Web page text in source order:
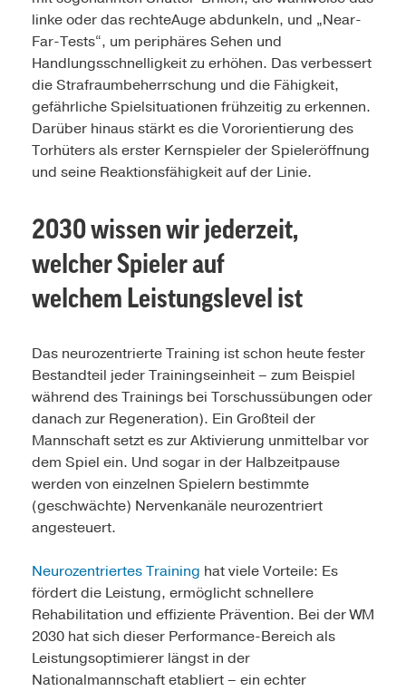
linke oder das rechteAuge abdunkeln, und „Near-
Far-Tests“, um periphäres Sehen und
Handlungsschnelligkeit zu erhöhen. Das verbessert
die Strafraumbeherrschung und die Fähigkeit,
gefährliche Spielsituationen frühzeitig zu erkennen.
Darüber hinaus stärkt es die Vororientierung des
Torhüters als erster Kernspieler der Spieleröffnung
und seine Reaktionsfähigkeit auf der Linie.
2030 wissen wir jederzeit,
welcher Spieler auf
welchem Leistungslevel ist
Das neurozentrierte Training ist schon heute fester
Bestandteil jeder Trainingseinheit – zum Beispiel
während des Trainings bei Torschussübungen oder
danach zur Regeneration). Ein Großteil der
Mannschaft setzt es zur Aktivierung unmittelbar vor
dem Spiel ein. Und sogar in der Halbzeitpause
werden von einzelnen Spielern bestimmte
(geschwächte) Nervenkanäle neurozentriert
angesteuert.
Neurozentriertes Training hat viele Vorteile: Es
fördert die Leistung, ermöglicht schnellere
Rehabilitation und effiziente Prävention. Bei der WM
2030 hat sich dieser Performance-Bereich als
Leistungsoptimierer längst in der
Nationalmannschaft etabliert – ein echter